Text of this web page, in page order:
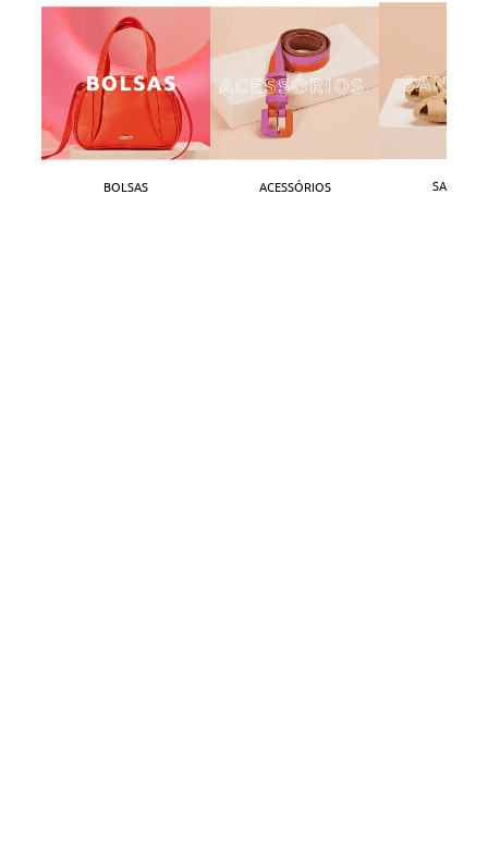
BOLSAS ACESSÓRIOS